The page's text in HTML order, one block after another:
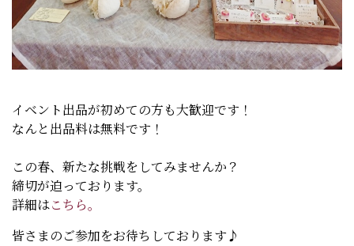
イベント出品が初めての方も大歓迎です！
なんと出品料は無料です！
この春、新たな挑戦をしてみませんか？
締切が迫っております。
詳細はこちら。
皆さまのご参加をお待ちしております♪